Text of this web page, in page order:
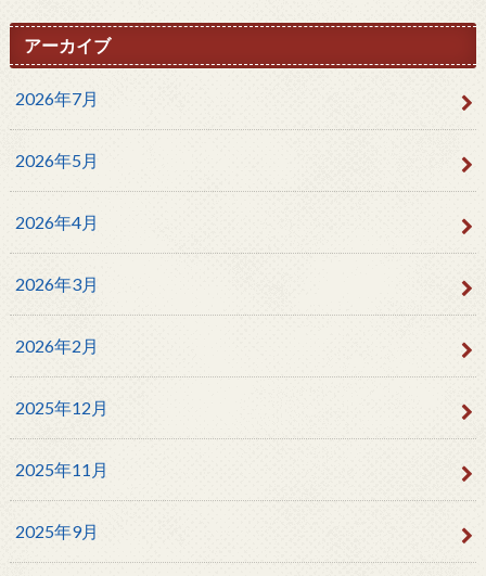
アーカイブ
2026年7月
2026年5月
2026年4月
2026年3月
2026年2月
2025年12月
2025年11月
2025年9月